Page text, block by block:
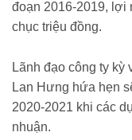
đoạn 2016-2019, lợi
chục triệu đồng.
Lãnh đạo công ty
Lan Hưng hứa hẹn
2020-2021 khi các
nhuận.